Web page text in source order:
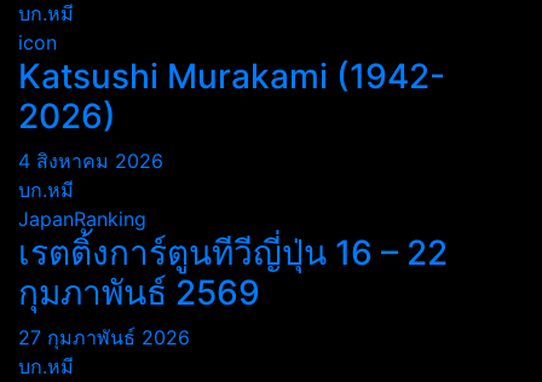
บก.หมี
icon
Katsushi Murakami (1942-
2026)
4 สิงหาคม 2026
บก.หมี
JapanRanking
เรตติ้งการ์ตูนทีวีญี่ปุ่น 16 – 22
กุมภาพันธ์ 2569
27 กุมภาพันธ์ 2026
บก.หมี